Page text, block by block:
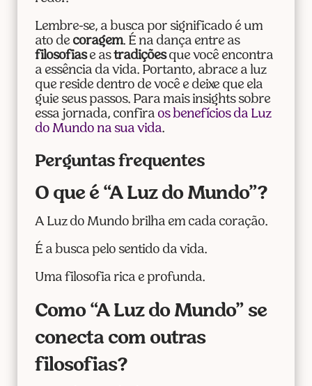
Lembre-se, a busca por significado é um
ato de coragem. É na dança entre as
filosofiase astradiçõesque você encontra
a essência da vida. Portanto, abrace a luz
que reside dentro de você e deixe que ela
guie seus passos. Para mais insights sobre
essa jornada, confira os benefícios da Luz
do Mundo na sua vida.
Perguntas frequentes
O que é “A Luz do Mundo”?
A Luz do Mundo brilha em cada coração.
É a busca pelo sentido da vida.
Uma filosofia rica e profunda.
Como “A Luz do Mundo” se
conecta com outras
filosofias?